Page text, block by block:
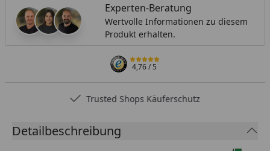
Experten-Beratung
Wertvolle Informationen zu diesem
Produkt erhalten.
4,76/ 5
Trusted Shops Käuferschutz
Detailbeschreibung